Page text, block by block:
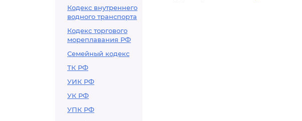
Кодекс внутреннего
водного транспорта
Кодекс торгового
мореплавания РФ
Семейный кодекс
ТК РФ
УИК РФ
УК РФ
УПК РФ